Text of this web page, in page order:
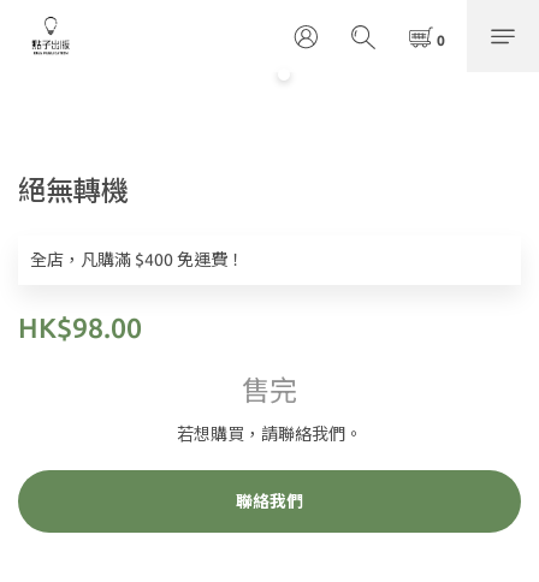
絕無轉機
全店，凡購滿 $400 免運費！
HK$98.00
售完
若想購買，請聯絡我們。
聯絡我們